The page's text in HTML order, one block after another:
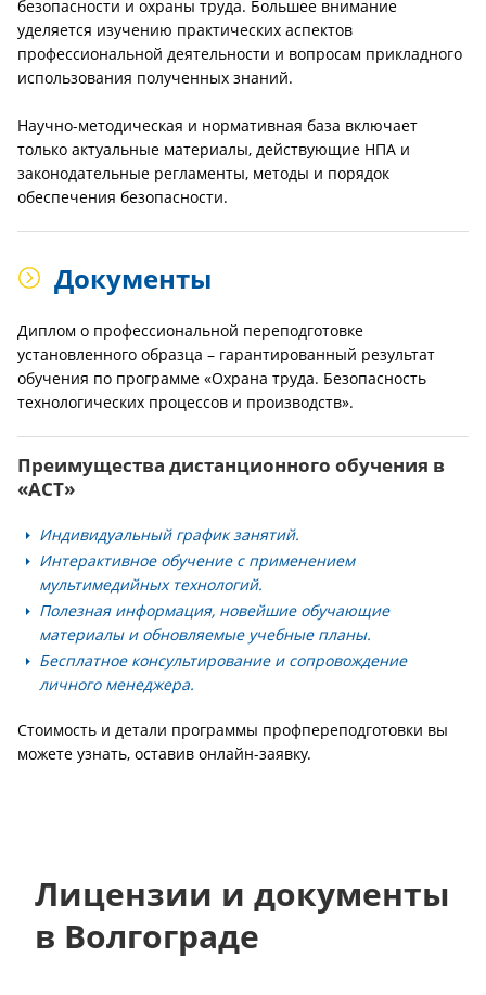
безопасности и охраны труда. Большее внимание
уделяется изучению практических аспектов
профессиональной деятельности и вопросам прикладного
использования полученных знаний.
Научно-методическая и нормативная база включает
только актуальные материалы, действующие НПА и
законодательные регламенты, методы и порядок
обеспечения безопасности.
Документы
Диплом о профессиональной переподготовке
установленного образца – гарантированный результат
обучения по программе «Охрана труда. Безопасность
технологических процессов и производств».
Преимущества дистанционного обучения в
«АСТ»
Индивидуальный график занятий.
Интерактивное обучение с применением
мультимедийных технологий.
Полезная информация, новейшие обучающие
материалы и обновляемые учебные планы.
Бесплатное консультирование и сопровождение
личного менеджера.
Стоимость и детали программы профпереподготовки вы
можете узнать, оставив онлайн-заявку.
Лицензии и документы
в Волгограде